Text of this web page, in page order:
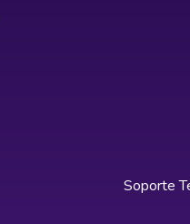
Soporte